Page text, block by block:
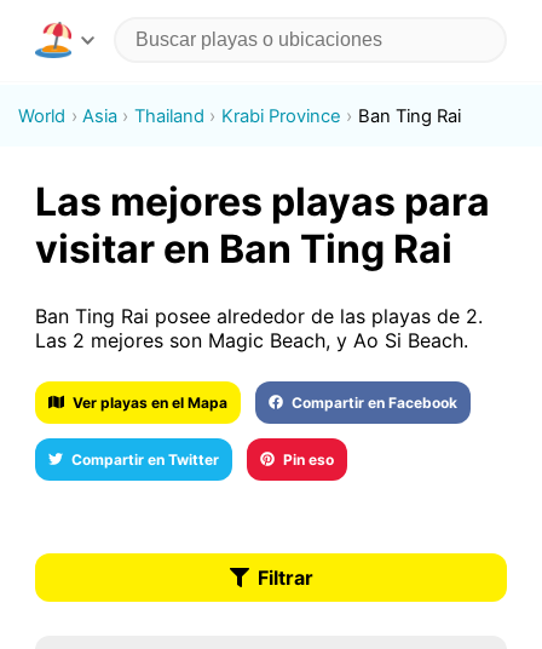
World Asia Thailand Krabi Province Ban Ting Rai
Las mejores playas para
visitar en Ban Ting Rai
Ban Ting Rai posee alrededor de las playas de 2.
Las 2 mejores son Magic Beach, y Ao Si Beach.
Ver playas en el Mapa Compartir en Facebook
Compartir en Twitter Pin eso
Filtrar